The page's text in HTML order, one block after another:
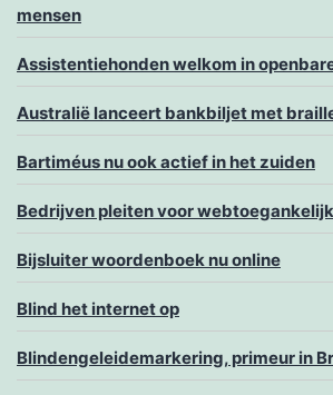
mensen
Assistentiehonden welkom in
Australië lanceert bankbiljet met
Bartiméus nu ook actief in het zuiden
Bedrijven pleiten voor
Bijsluiter woordenboek nu online
Blind het internet op
Blindengeleidemarkering, primeur in